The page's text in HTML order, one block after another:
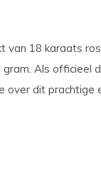
van 18 karaats
Als officieel
over dit prachtige